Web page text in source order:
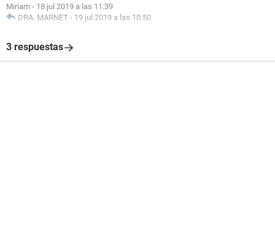
Miriam - 18 jul 2019 a las 11:39
DRA. MARNET - 19 jul 2019 a las 10:50
3 respuestas